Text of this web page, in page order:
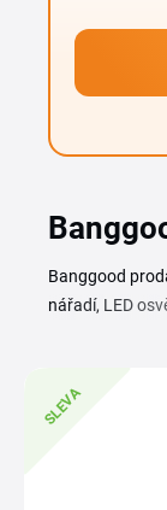
Banggood
nářadí, LED
aktuální
stránce. Ať
domácnost
pomůžou
SLEVA